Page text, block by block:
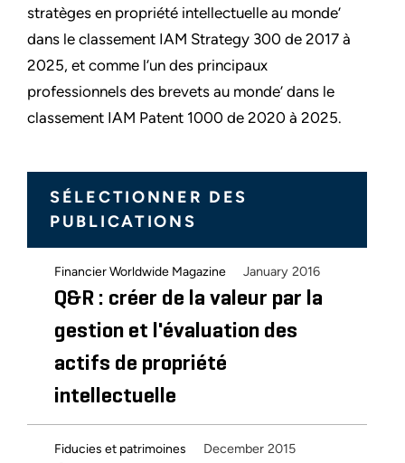
stratèges en propriété intellectuelle au monde’
dans le classement IAM Strategy 300 de 2017 à
2025, et comme l’un des principaux
professionnels des brevets au monde’ dans le
classement IAM Patent 1000 de 2020 à 2025.
SÉLECTIONNER DES
PUBLICATIONS
Financier Worldwide Magazine January 2016
Q&R : créer de la valeur par la
gestion et l'évaluation des
actifs de propriété
intellectuelle
Fiducies et patrimoines December 2015